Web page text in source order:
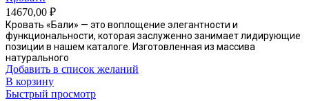
14670,00 ₽
Кровать «Бали» — это воплощение элегантности и
функциональности, которая заслуженно занимает лидирующие
позиции в нашем каталоге. Изготовленная из массива
натурального
Добавить в список желаний
В корзину
Быстрый просмотр